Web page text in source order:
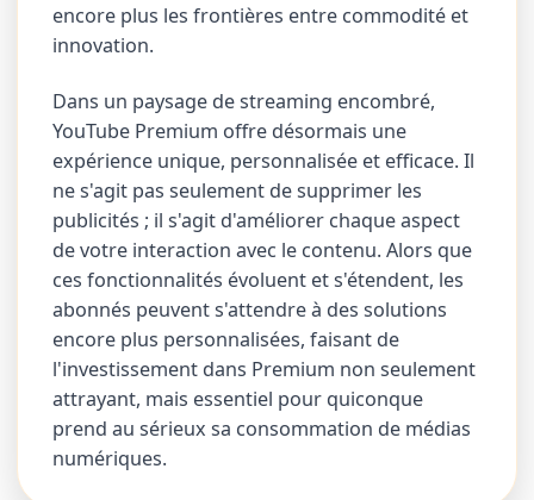
encore plus les frontières entre commodité et
innovation.
Dans un paysage de streaming encombré,
YouTube Premium offre désormais une
expérience unique, personnalisée et efficace. Il
ne s'agit pas seulement de supprimer les
publicités ; il s'agit d'améliorer chaque aspect
de votre interaction avec le contenu. Alors que
ces fonctionnalités évoluent et s'étendent, les
abonnés peuvent s'attendre à des solutions
encore plus personnalisées, faisant de
l'investissement dans Premium non seulement
attrayant, mais essentiel pour quiconque
prend au sérieux sa consommation de médias
numériques.